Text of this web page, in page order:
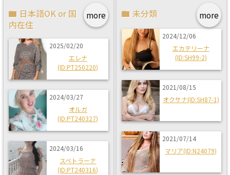
more
日本語OK or 国
内在住
2025/02/20
エレナ
(ID:PT250220)
2024/03/27
オルガ
(ID:PT240327)
2024/03/16
スベトラーナ
(ID:PT240316)
more
未分類
2024/12/06
エカテリーナ
(ID:SH99-2)
2021/08/15
オクサナ(ID:SH87-1)
2021/07/14
マリア(ID:N24079)